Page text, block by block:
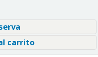
carrito